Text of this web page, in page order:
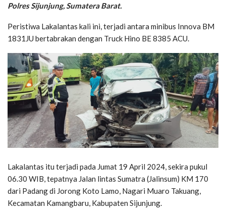
Polres Sijunjung, Sumatera Barat.
Peristiwa Lakalantas kali ini, terjadi antara minibus Innova BM
1831JU bertabrakan dengan Truck Hino BE 8385 ACU.
Lakalantas itu terjadi pada Jumat 19 April 2024, sekira pukul
06.30 WIB, tepatnya Jalan lintas Sumatra (Jalinsum) KM 170
dari Padang di Jorong Koto Lamo, Nagari Muaro Takuang,
Kecamatan Kamangbaru, Kabupaten Sijunjung.